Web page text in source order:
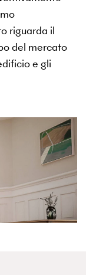
riguarda il
del mercato
e gli